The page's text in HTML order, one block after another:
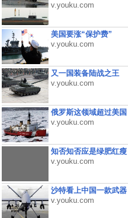
v.youku.com
美国要涨“保护费”
v.youku.com
又一国装备陆战之王
v.youku.com
俄罗斯这领域超过美国
v.youku.com
知否知否应是绿肥红瘦
v.youku.com
沙特看上中国一款武器
v.youku.com